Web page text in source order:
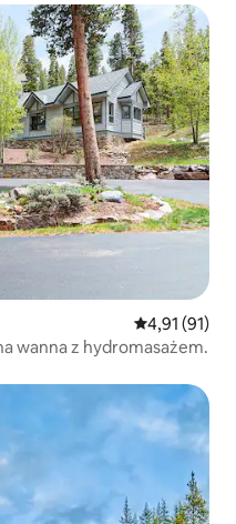
Średnia
4,91 (91)
wanna z hydromasażem.
gości